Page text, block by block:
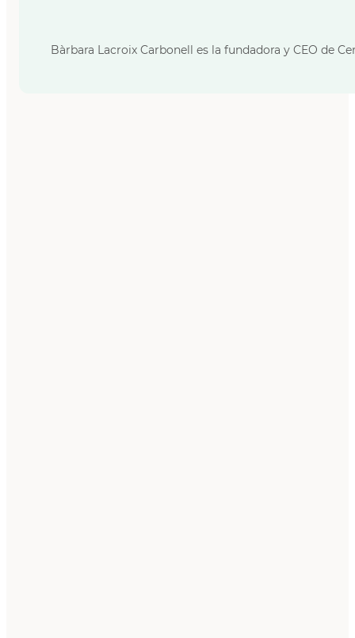
Bàrbara Lacroix Carbonell es la fundadora y CEO de